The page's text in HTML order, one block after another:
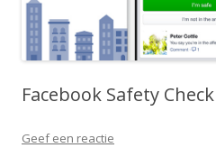
Facebook Safety Check
Geef een reactie